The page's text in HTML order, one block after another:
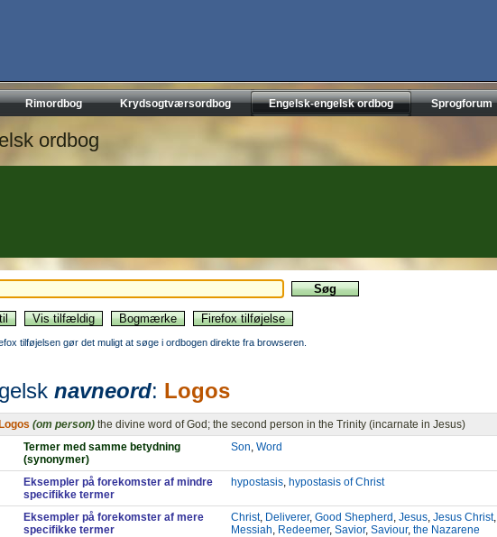
Rimordbog Krydsogtværsordbog Engelsk-engelsk ordbog Sprogforum
ordbog
tilføjelsen gør det muligt at søge i ordbogen direkte fra browseren.
navneord: Logos
(om person) the divine word of God; the second person in the Trinity (incarnate in Jesus)
Termer med samme betydning
(synonymer)
Son, Word
Eksempler på forekomster af mindre
specifikke termer
hypostasis, hypostasis of Christ
Eksempler på forekomster af mere
specifikke termer
Christ, Deliverer, Good Shepherd , Jesus, Jesus Christ,
Messiah, Redeemer, Savior, Saviour, the Nazarene